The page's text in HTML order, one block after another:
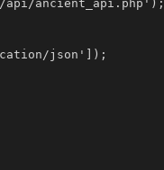
api/ancient_api.php');
json']);